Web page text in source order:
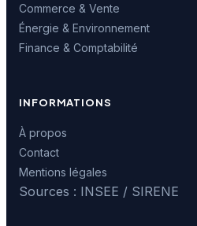
Commerce & Vente
Énergie & Environnement
Finance & Comptabilité
INFORMATIONS
À propos
Contact
Mentions légales
Sources : INSEE / SIRENE